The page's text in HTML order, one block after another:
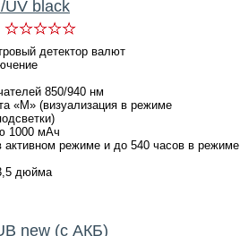
UV black
детектор валют
850/940 нм
«М» (визуализация в режиме
1000 мАч
активном режиме и до 540 часов в режиме
дюйма
new (с АКБ)